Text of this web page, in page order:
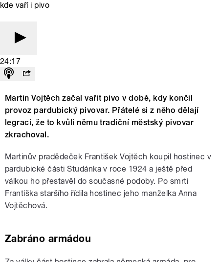
kde vaří i pivo
24:17
Martin Vojtěch začal vařit pivo v době, kdy končil
provoz pardubický pivovar. Přátelé si z něho dělají
legraci, že to kvůli němu tradiční městský pivovar
zkrachoval.
Martinův pradědeček František Vojtěch koupil hostinec v
pardubické části Studánka v roce 1924 a ještě před
válkou ho přestavěl do současné podoby. Po smrti
Františka staršího řídila hostinec jeho manželka Anna
Vojtěchová.
Zabráno armádou